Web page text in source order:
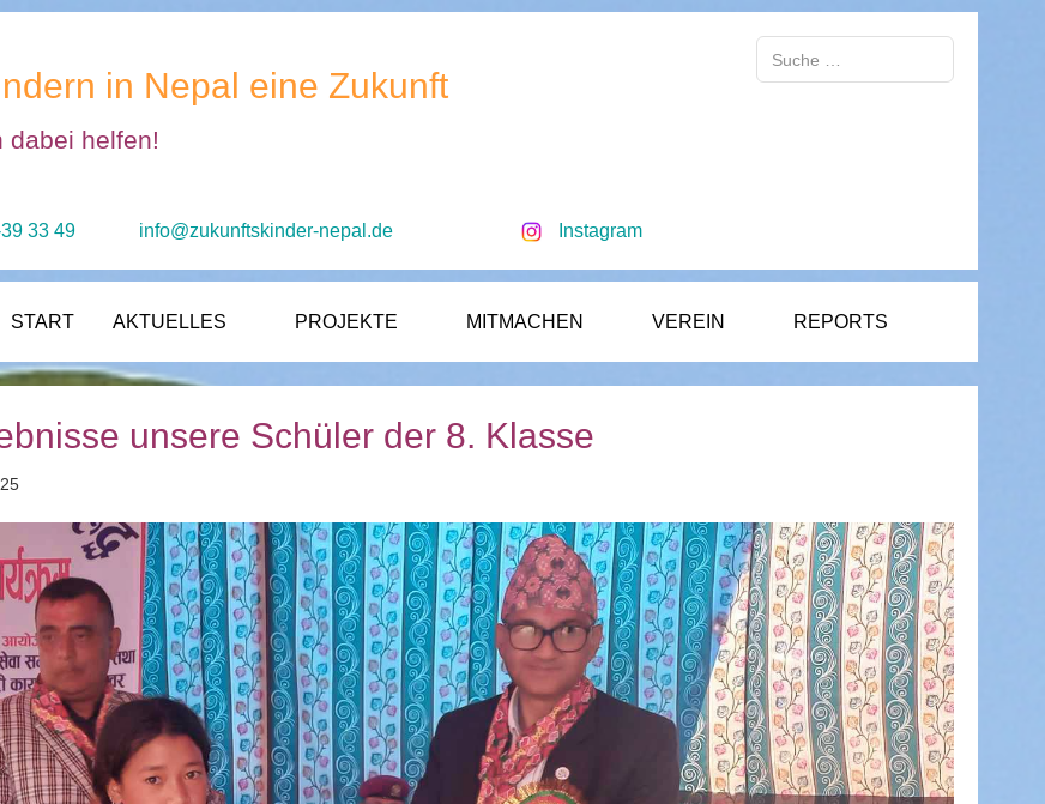
in Nepal eine Zukunft
dabei helfen!
33 49 info@zukunftskinder-nepal.de Instagram
START AKTUELLES PROJEKTE MITMACHEN VEREIN REPORTS
unsere Schüler der 8. Klasse